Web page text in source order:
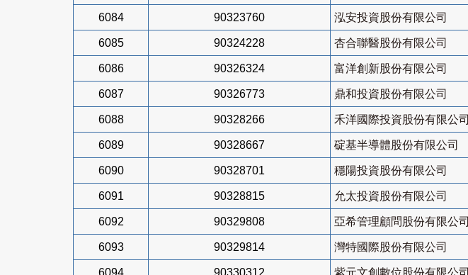
6084 90323760 泓安投資股份有限公司
6085 90324228 杏合聯醫股份有限公司
6086 90326324 富洋創新股份有限公司
6087 90326773 鼎和投資股份有限公司
6088 90328266 禾洋國際投資股份有限公司
6089 90328667 碇基半導體股份有限公司
6090 90328701 穩陽投資股份有限公司
6091 90328815 允太投資股份有限公司
6092 90329808 亞希管理顧問股份有限公司
6093 90329814 灣特國際股份有限公司